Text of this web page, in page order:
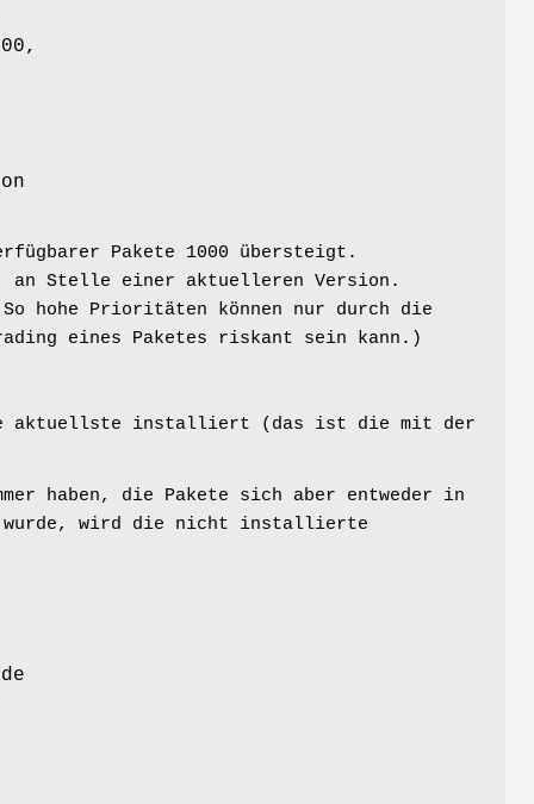
Pakete 1000 übersteigt.
an Stelle einer aktuelleren Version.
hohe Prioritäten können nur durch die
eines Paketes riskant sein kann.)
aktuellste installiert (das ist die mit der
haben, die Pakete sich aber entweder in
wurde, wird die nicht installierte